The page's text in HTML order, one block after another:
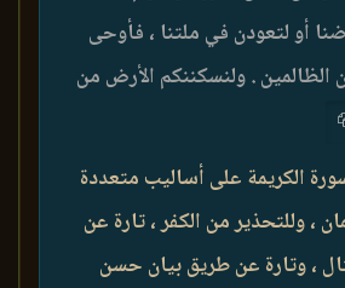
أو لتعودن في ملتنا ، فأوحى
الظالمين . ولنسكننكم الأرض من
الكريمة على أساليب متعددة
، وللتحذير من الكفر ، تارة عن
، وتارة عن طريق بيان حسن